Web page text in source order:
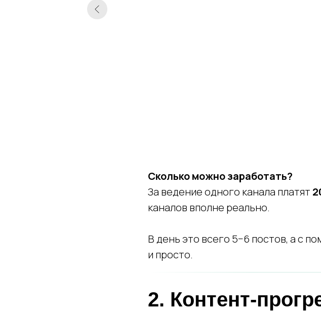
Сколько можно заработать?
За ведение одного канала платят
каналов вполне реально.
В день это всего 5−6 постов, а с
и просто.
2. Контент-